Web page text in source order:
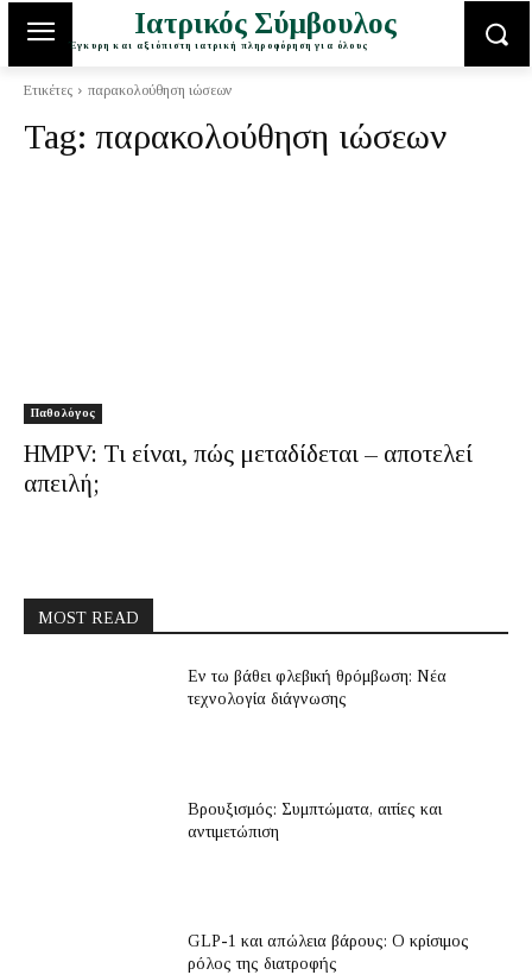
Ιατρικός Σύμβουλος
Έγκυρη και αξιόπιστη ιατρική πληροφόρηση για όλους
Ετικέτες παρακολούθηση ιώσεων
Tag: παρακολούθηση ιώσεων
Παθολόγος
HMPV: Τι είναι, πώς μεταδίδεται – αποτελεί
απειλή;
MOST READ
Εν τω βάθει φλεβική θρόμβωση: Νέα
τεχνολογία διάγνωσης
Βρουξισμός: Συμπτώματα, αιτίες και
αντιμετώπιση
GLP-1 και απώλεια βάρους: Ο κρίσιμος
ρόλος της διατροφής